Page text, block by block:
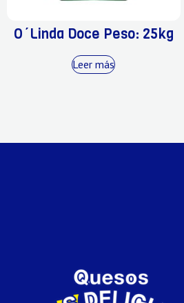
O´Linda Doce Peso: 25kg
Leer más